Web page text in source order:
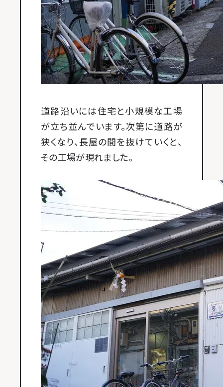
道路沿いには住宅と小規模な工場
が立ち並んでいます。次第に道路が
狭くなり、長屋の間を抜けていくと、
その工場が現れました。